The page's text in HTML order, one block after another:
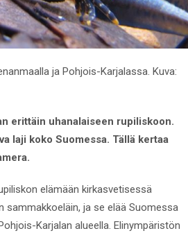
ja Pohjois-Karjalassa. Kuva:
erittäin uhanalaiseen rupiliskoon.
laji koko Suomessa. Tällä kertaa
elämään kirkasvetisessä
ja se elää Suomessa
Karjalan alueella. Elinympäristön